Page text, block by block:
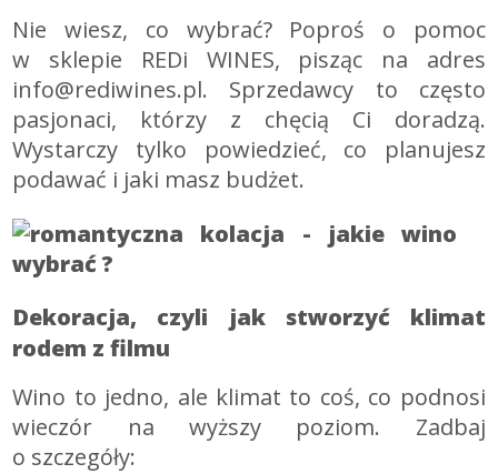
Nie wiesz, co wybrać? Poproś o pomoc
w sklepie REDi WINES, pisząc na adres
info@rediwines.pl. Sprzedawcy to często
pasjonaci, którzy z chęcią Ci doradzą.
Wystarczy tylko powiedzieć, co planujesz
podawać i jaki masz budżet.
Dekoracja, czyli jak stworzyć klimat
rodem z filmu
Wino to jedno, ale klimat to coś, co podnosi
wieczór na wyższy poziom. Zadbaj
o szczegóły: